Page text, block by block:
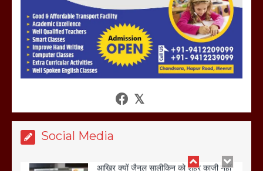
Social Media
March 11, 2025
आखिर क्यों जैनुल सालीकिन को शहर काजी नहीं
शफीकुर्रहमान रहमान ने